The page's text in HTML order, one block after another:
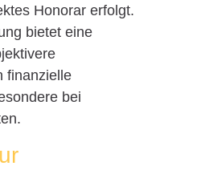
Honorar erfolgt.
bietet eine
finanzielle
bei